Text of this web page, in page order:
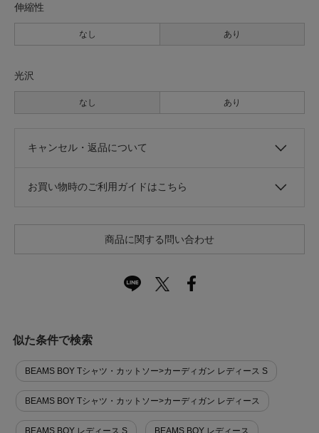
伸縮性
なし あり
光沢
なし あり
キャンセル・返品について
お買い物時のご利用ガイドはこちら
商品に関する問い合わせ
似た条件で検索
BEAMS BOY Tシャツ・カットソー>カーディガン レディース S
BEAMS BOY Tシャツ・カットソー>カーディガン レディース
BEAMS BOY レディース S BEAMS BOY レディース